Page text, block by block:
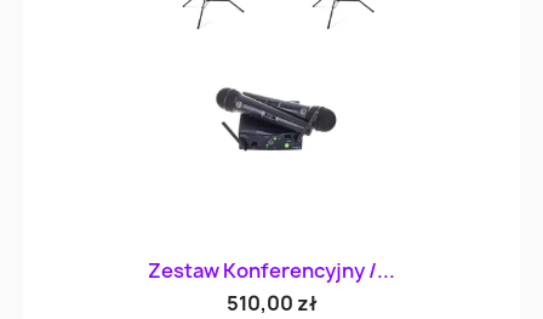
Zestaw Konferencyjny /...
510,00 zł